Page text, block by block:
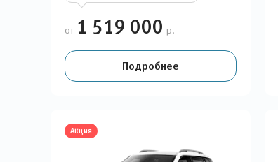
от 1 519 000 р.
Подробнее
Акция